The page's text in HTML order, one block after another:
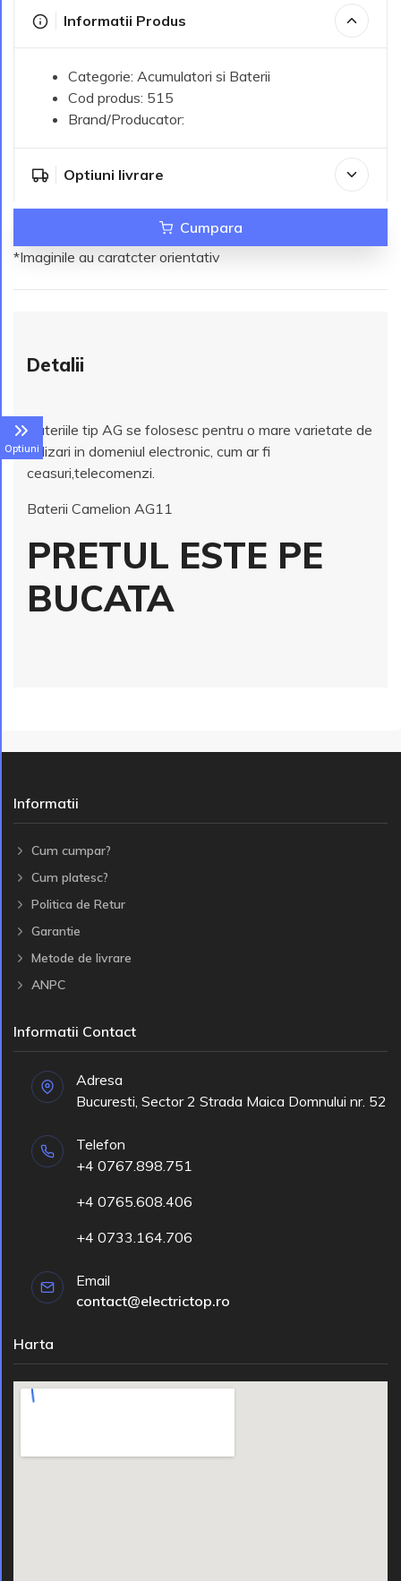
Optiuni
Informatii Produs
Categorie: Acumulatori si Baterii
Cod produs: 515
Brand/Producator:
Optiuni livrare
Cumpara
*Imaginile au caratcter orientativ
Detalii
Bateriile tip AG se folosesc pentru o mare varietate de
utilizari in domeniul electronic, cum ar fi
ceasuri,telecomenzi.
Baterii Camelion AG11
PRETUL ESTE PE
BUCATA
Informatii
Cum cumpar?
Cum platesc?
Politica de Retur
Garantie
Metode de livrare
ANPC
Informatii Contact
Adresa
Bucuresti, Sector 2 Strada Maica Domnului nr. 52
Telefon
+4 0767.898.751
+4 0765.608.406
+4 0733.164.706
Email
contact@electrictop.ro
Harta